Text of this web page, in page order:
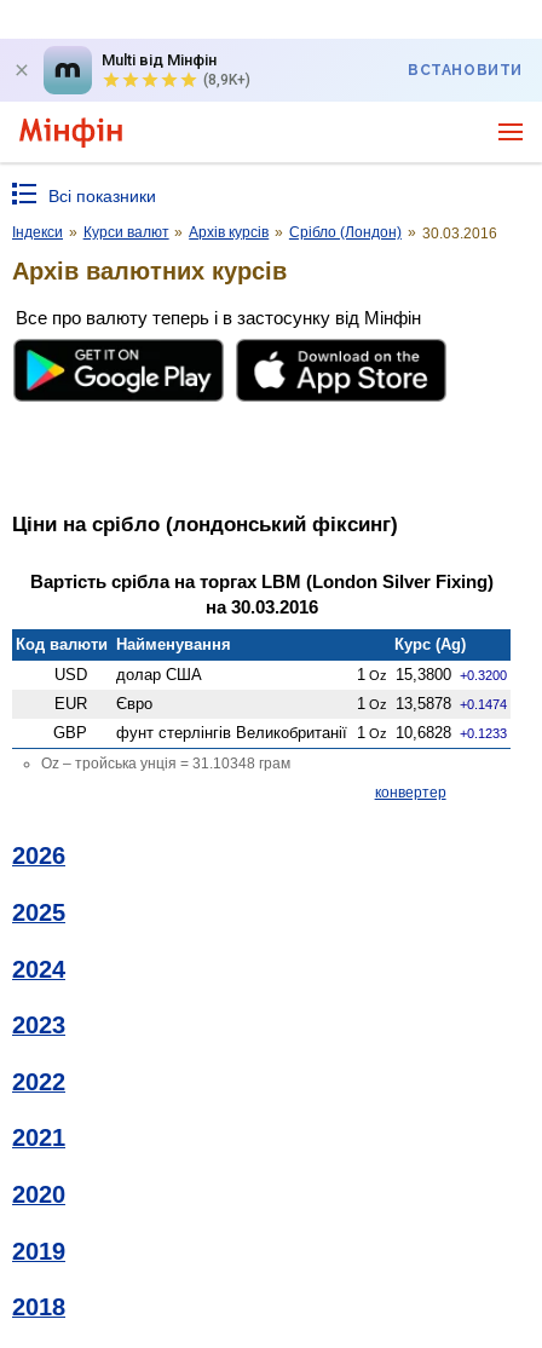
Multi від Мінфін
(8,9K+)
ВСТАНОВИТИ
Всі показники
Індекси » Курси валют » Архів курсів » Срібло (Лондон) » 30.03.2016
Архів валютних курсів
Все про валюту теперь і в застосунку від Мінфін
Ціни на срібло (лондонський фіксинг)
Вартість срібла на торгах LBM (London Silver Fixing)
на 30.03.2016
Код валюти Найменування
Курс (Ag)
USD
долар США 1 Oz 15,3800 +0.3200
EUR Євро 1 Oz 13,5878 +0.1474
GBP фунт стерлінгів Велико­британії 1 Oz 10,6828 +0.1233
Oz – тройська унція = 31.10348 грам
конвертер
2026
2025
2024
2023
2022
2021
2020
2019
2018